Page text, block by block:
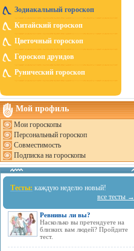
Зодиакальный гороскоп
Китайский гороскоп
Цветочный гороскоп
Гороскоп друидов
Рунический гороскоп
Мой профиль
Мои гороскопы
Персональный гороскоп
Совместимость
Подписка на гороскопы
Тесты: каждую неделю новый!
все тесты →
Ревнивы ли вы?
Насколько вы претендуете на
близких вам людей? Пройдите
тест.